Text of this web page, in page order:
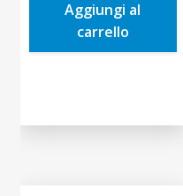
1,50€.
Aggiungi al
carrello